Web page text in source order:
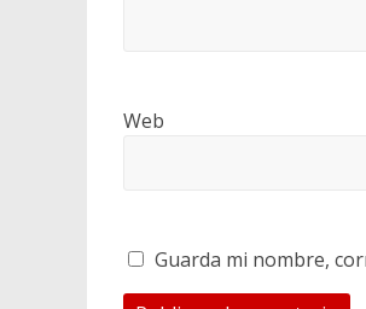
Web
Guarda mi nombre,